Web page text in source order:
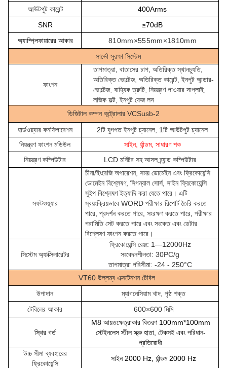
আউটপুট কারেন্ট
400Arms
SNR
≥70dB
অ্যাম্প্লিফায়ারের আকার
810mm×555mm×1810mm
সার্ভো সুরক্ষা সিস্টেম
ফাংশন
তাপমাত্রা, বাতাসের চাপ, অতিরিক্ত স্থানচ্যুতি,
অতিরিক্ত ভোল্টেজ, অতিরিক্ত কারেন্ট, ইনপুট আন্ডার-
ভোল্টেজ, বাহ্যিক ত্রুটি, নিয়ন্ত্রণ পাওয়ার সাপ্লাই,
লজিক ফল্ট, ইনপুট ফেজ লস
ডিজিটাল কম্পন কন্ট্রোলার VCSusb-2
হার্ডওয়্যার কনফিগারেশন
2টি যুগপত ইনপুট চ্যানেল, 1টি আউটপুট চ্যানেল
নিয়ন্ত্রণ ফাংশন মডিউল
সাইন, র্যান্ডম, সাধারণ শক
নিয়ন্ত্রণ কম্পিউটার
LCD মনিটর সহ আসল ব্র্যান্ড কম্পিউটার
সফটওয়্যার
চীনা/ইংরেজি অপারেশন, সময় ডোমেইন এবং ফ্রিকোয়েন্সি
ডোমেইন বিশ্লেষণ, সিগন্যাল সোর্স, সাইন ফ্রিকোয়েন্সি
সুইপ বিশ্লেষণ ইত্যাদি করা যেতে পারে। এটি
স্বয়ংক্রিয়ভাবে WORD পরীক্ষার রিপোর্ট তৈরি করতে
পারে, প্রদর্শন করতে পারে, সংরক্ষণ করতে পারে, পরীক্ষার
পরামিতি সেট করতে পারে এবং সংকেত এবং ডেটার
বিশ্লেষণ ফাংশন করতে পারে।
সিস্টেম অ্যাক্সিলারেটর
ফ্রিকোয়েন্সি রেঞ্জ: 1—12000Hz
সংবেদনশীলতা: 30PC/g
তাপমাত্রা পরিসীমা: -24 - 250°C
VT60 উল্লম্ব এক্সটেনশন টেবিল
উপাদান
ম্যাগনেসিয়াম খাদ, পৃষ্ঠ শক্ত
টেবিলের আকার
600×600 মিমি
স্থির গর্ত
M8 আয়তক্ষেত্রাকার বিতরণ 100mm*100mm
স্টেইনলেস স্টীল স্ক্রু হাতা, টেকসই এবং পরিধান-
প্রতিরোধী
উচ্চ সীমা ব্যবহারের
ফ্রিকোয়েন্সি
সাইন 2000 Hz, র্যান্ডম 2000 Hz